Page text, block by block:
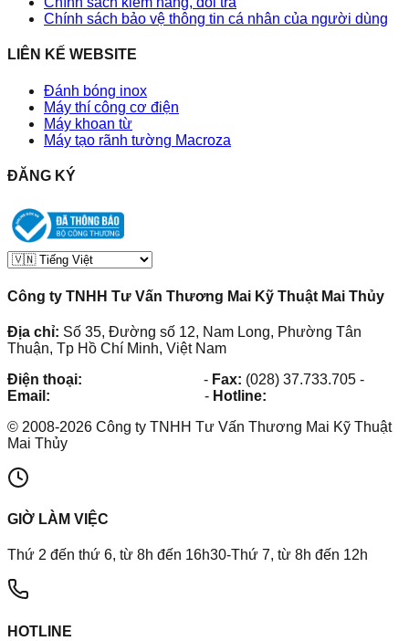
Chính sách bảo vệ thông tin cá nhân của người dùng
LIÊN KẾ WEBSITE
Đánh bóng inox
Máy thí công cơ điện
Máy khoan từ
Máy tạo rãnh tường Macroza
ĐĂNG KÝ
Công ty TNHH Tư Vấn Thương Mai Kỹ Thuật Mai Thủy
Địa chỉ: Số 35, Đường số 12, Nam Long, Phường Tân
Thuận, Tp Hồ Chí Minh, Việt Nam
Điện thoại:
- Fax: (028) 37.733.705 -
Email:
- Hotline:
© 2008-2026 Công ty TNHH Tư Vấn Thương Mai Kỹ Thuật
Mai Thủy
GIỜ LÀM VIỆC
Thứ 2 đến thứ 6, từ 8h đến 16h30-Thứ 7, từ 8h đến 12h
HOTLINE